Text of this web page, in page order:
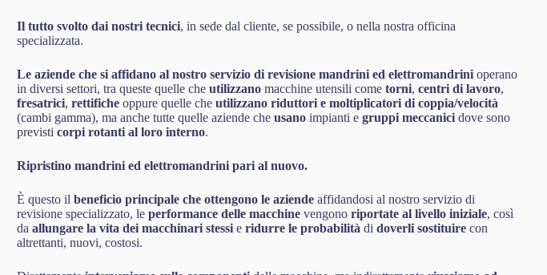
Il tutto svolto dai nostri tecnici, in sede dal cliente, se possibile, o nella nostra officina
specializzata.
Le aziende che si affidano al nostro servizio di revisione mandrini ed elettromandrini operano
in diversi settori, tra queste quelle che utilizzano macchine utensili come torni, centri di lavoro,
fresatrici, rettifiche oppure quelle che utilizzano riduttori e moltiplicatori di coppia/velocità
(cambi gamma), ma anche tutte quelle aziende che usano impianti e gruppi meccanici dove sono
previsti corpi rotanti al loro interno.
Ripristino mandrini ed elettromandrini pari al nuovo.
È questo il beneficio principale che ottengono le aziende affidandosi al nostro servizio di
revisione specializzato, le performance delle macchine vengono riportate al livello iniziale, così
da allungare la vita dei macchinari stessi e ridurre le probabilità di doverli sostituire con
altrettanti, nuovi, costosi.